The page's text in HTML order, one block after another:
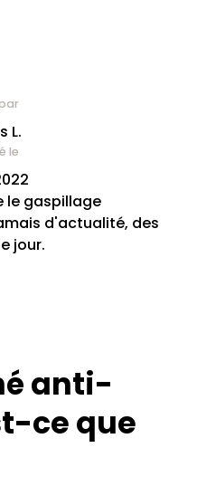
L.
le
le gaspillage
d'actualité, des
jour.
anti-
ce que